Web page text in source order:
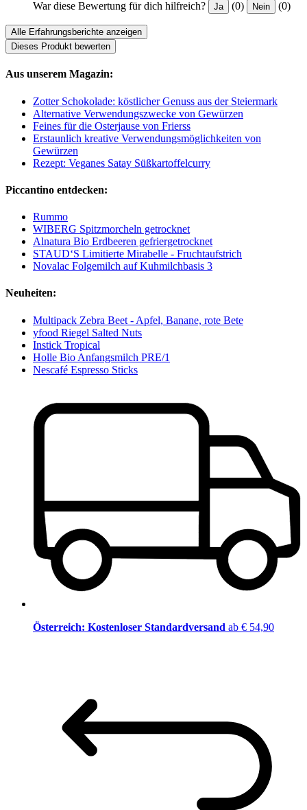
War diese Bewertung für dich hilfreich? Ja (0) Nein (0)
Alle Erfahrungsberichte anzeigen
Dieses Produkt bewerten
Aus unserem Magazin:
Zotter Schokolade: köstlicher Genuss aus der Steiermark
Alternative Verwendungszwecke von Gewürzen
Feines für die Osterjause von Frierss
Erstaunlich kreative Verwendungsmöglichkeiten von
Gewürzen
Rezept: Veganes Satay Süßkartoffelcurry
Piccantino entdecken:
Rummo
WIBERG Spitzmorcheln getrocknet
Alnatura Bio Erdbeeren gefriergetrocknet
STAUD‘S Limitierte Mirabelle - Fruchtaufstrich
Novalac Folgemilch auf Kuhmilchbasis 3
Neuheiten:
Multipack Zebra Beet - Apfel, Banane, rote Bete
yfood Riegel Salted Nuts
Instick Tropical
Holle Bio Anfangsmilch PRE/1
Nescafé Espresso Sticks
Österreich: Kostenloser Standardversand ab € 54,90